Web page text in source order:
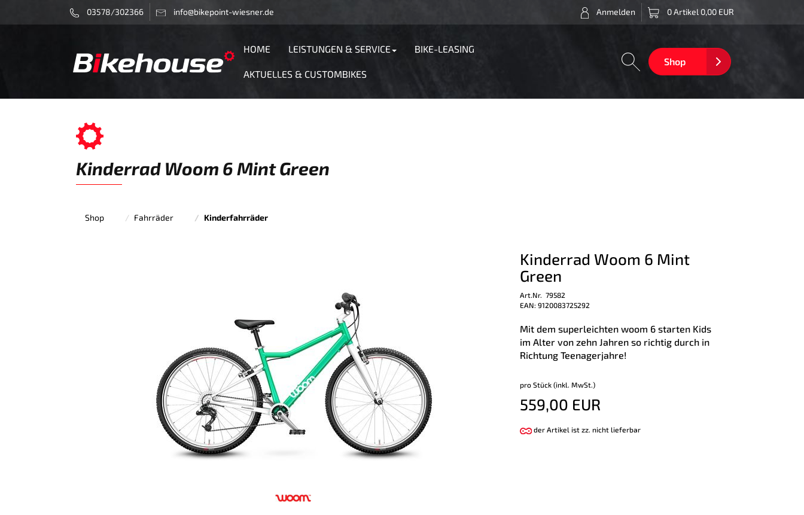
03578/302366 info@bikepoint-wiesner.de 0 Artikel 0,00 EUR
Anmelden
Shop
HOME LEISTUNGEN & SERVICE BIKE-LEASING
AKTUELLES & CUSTOMBIKES
Kinderrad Woom 6 Mint Green
Shop Fahrräder Kinderfahrräder
Kinderrad Woom 6 Mint
Green
Art.Nr. 79582
EAN: 9120083725292
Mit dem superleichten woom 6 starten Kids
im Alter von zehn Jahren so richtig durch in
Richtung Teenagerjahre!
pro Stück (inkl. MwSt.)
559,00 EUR
der Artikel ist zz. nicht lieferbar